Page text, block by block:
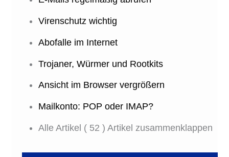
Virenschutz wichtig
Abofalle im Internet
Trojaner, Würmer und Rootkits
Ansicht im Browser vergrößern
Mailkonto: POP oder IMAP?
Alle Artikel ( 52 ) Artikel zusammenklappen